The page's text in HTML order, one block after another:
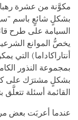
مكوَّنة من عشرة
بشكلٍ شائعٍ باسم
السيامة على طرح
يخصُّ الموانع الشرعية
أنتاراكاداما) التي
بمجموعة النذور
بشكلٍ مشترَك على
القائمة أسئلة تتعلَّق
عندما أعربَت بعض